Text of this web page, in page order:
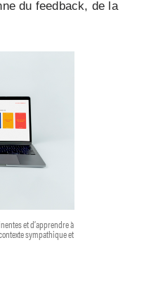
du feedback, de la
et d’apprendre à
sympathique et